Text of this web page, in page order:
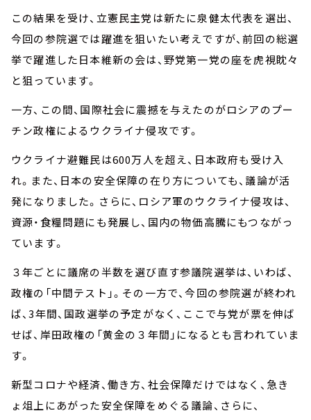
この結果を受け、立憲民主党は新たに泉健太代表を選出、
今回の参院選では躍進を狙いたい考えですが、前回の総選
挙で躍進した日本維新の会は、野党第一党の座を虎視眈々
と狙っています。
一方、この間、国際社会に震撼を与えたのがロシアのプー
チン政権によるウクライナ侵攻です。
ウクライナ避難民は600万人を超え、日本政府も受け入
れ。また、日本の安全保障の在り方についても、議論が活
発になりました。さらに、ロシア軍のウクライナ侵攻は、
資源・食糧問題にも発展し、国内の物価高騰にもつながっ
ています。
３年ごとに議席の半数を選び直す参議院選挙は、いわば、
政権の「中間テスト」。その一方で、今回の参院選が終われ
ば、3年間、国政選挙の予定がなく、ここで与党が票を伸ば
せば、岸田政権の「黄金の３年間」になるとも言われていま
す。
新型コロナや経済、働き方、社会保障だけではなく、急き
ょ俎上にあがった安全保障をめぐる議論、さらに、